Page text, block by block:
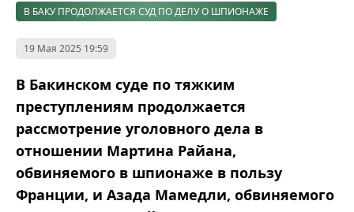
В БАКУ ПРОДОЛЖАЕТСЯ СУД ПО ДЕЛУ О ШПИОНАЖЕ
19 Мая 2025 19:59
В Бакинском суде по тяжким
преступлениям продолжается
рассмотрение уголовного дела в
отношении Мартина Райана,
обвиняемого в шпионаже в пользу
Франции, и Азада Мамедли, обвиняемого